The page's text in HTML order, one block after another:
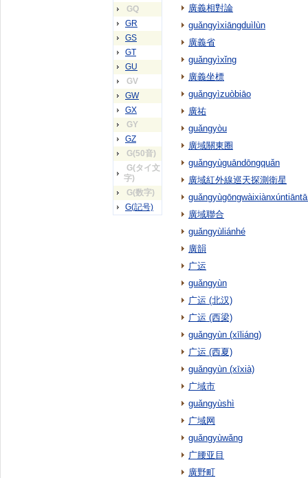
GQ
GR
GS
GT
GU
GV
GW
GX
GY
GZ
G(50音)
G(タイ文
字)
G(数字)
G(記号)
廣義相對論
guǎngyìxiāngduìlùn
廣義省
guǎngyìxǐng
廣義坐標
guǎngyìzuòbiāo
廣祐
guǎngyòu
廣域關東圈
guǎngyùguāndōngquǎn
廣域紅外線巡天探測衛星
廣域聯合
guǎngyùliánhé
廣韻
广运
guǎngyùn
广运 (北汉)
广运 (西梁)
guǎngyùn (xīliáng)
广运 (西夏)
guǎngyùn (xīxià)
广域市
guǎngyùshì
广域网
guǎngyùwǎng
广腰亚目
廣野町